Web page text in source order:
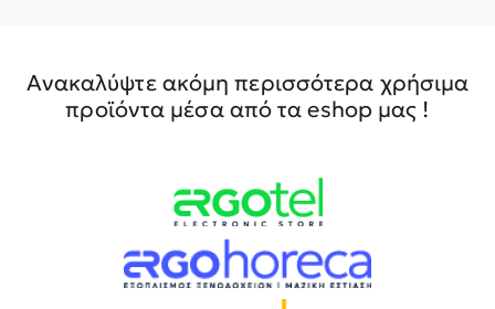
Ανακαλύψτε ακόμη περισσότερα χρήσιμα
προϊόντα μέσα από τα eshop μας !